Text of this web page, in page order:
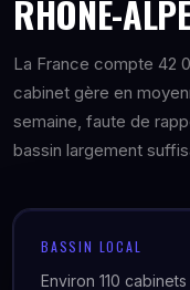
RHÔNE-
La France compte 42
cabinet gère en
semaine, faute de
bassin largement
BASSIN LOCAL
Environ 110